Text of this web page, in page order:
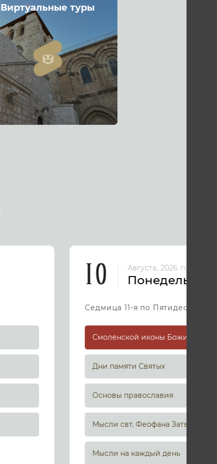
Виртуальные туры
10 Августа, 2026 год
Понедельник
Седмица 11-я по Пятидесятнице
Дни памяти Святых
Основы православия
Мысли свт. Феофана Затворника
Мысли на каждый день